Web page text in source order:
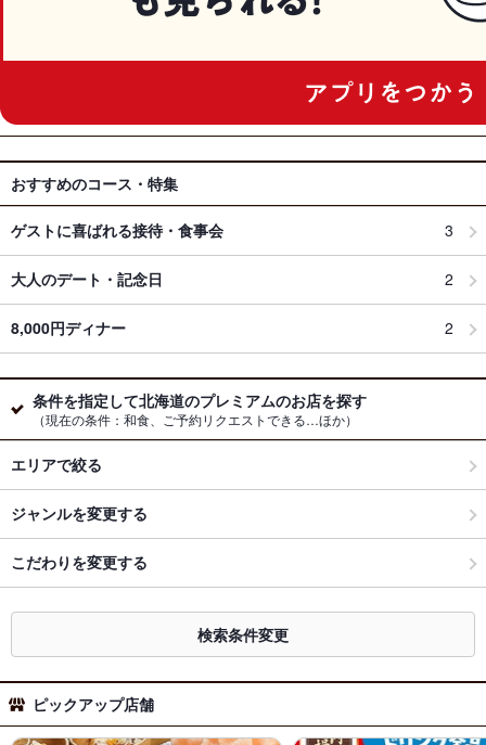
おすすめのコース・特集
ゲストに喜ばれる接待・食事会 3
大人のデート・記念日 2
8,000円ディナー 2
条件を指定して北海道のプレミアムのお店を探す
（現在の条件：和食、ご予約リクエストできる…ほか）
エリアで絞る
ジャンルを変更する
こだわりを変更する
検索条件変更
ピックアップ店舗